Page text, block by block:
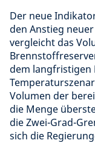
Der neue
den Anstieg
vergleicht das
dem langfristigen
Volumen der
die Menge
die Zwei-Grad-
sich die